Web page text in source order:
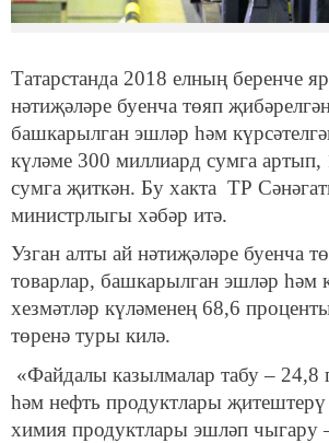
Татарстанда 2018 елның беренче
нәтиҗәләре буенча төяп
башкарылган эшләр һәм
күләме 300 миллиард сумга артып,
сумга җиткән. Бу хакта ТР
министрлыгы хәбәр итә.
Узган алты ай нәтиҗәләре буенча
товарлар, башкарылган эшләр һәм
хезмәтләр күләменең 68,6
төренә туры килә.
«Файдалы казылмалар табу – 24,8
һәм нефть продуктлары
химия продуктлары эшләп чыгару